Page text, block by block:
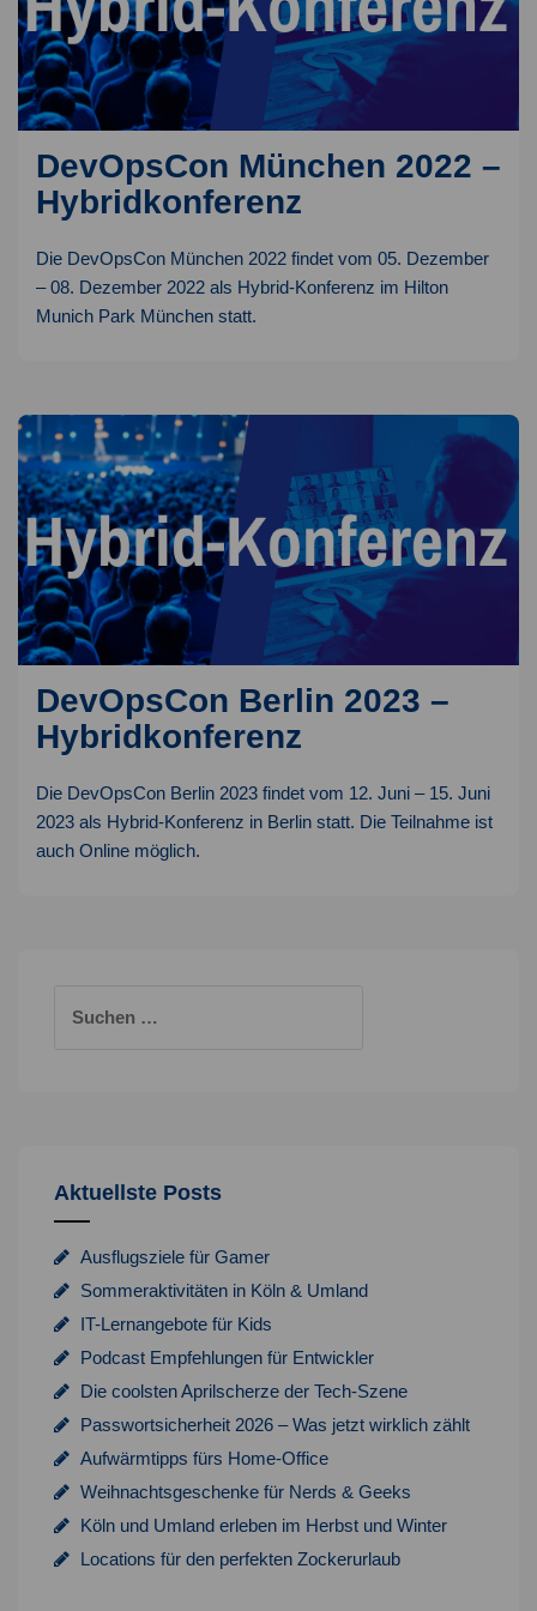
DevOpsCon München 2022 –
Hybridkonferenz
Die DevOpsCon München 2022 findet vom 05. Dezember
– 08. Dezember 2022 als Hybrid-Konferenz im Hilton
Munich Park München statt.
DevOpsCon Berlin 2023 –
Hybridkonferenz
Die DevOpsCon Berlin 2023 findet vom 12. Juni – 15. Juni
2023 als Hybrid-Konferenz in Berlin statt. Die Teilnahme ist
auch Online möglich.
nach:
Aktuellste Posts
Ausflugsziele für Gamer
Sommeraktivitäten in Köln & Umland
IT-Lernangebote für Kids
Podcast Empfehlungen für Entwickler
Die coolsten Aprilscherze der Tech-Szene
Passwortsicherheit 2026 – Was jetzt wirklich zählt
Aufwärmtipps fürs Home-Office
Weihnachtsgeschenke für Nerds & Geeks
Köln und Umland erleben im Herbst und Winter
Locations für den perfekten Zockerurlaub